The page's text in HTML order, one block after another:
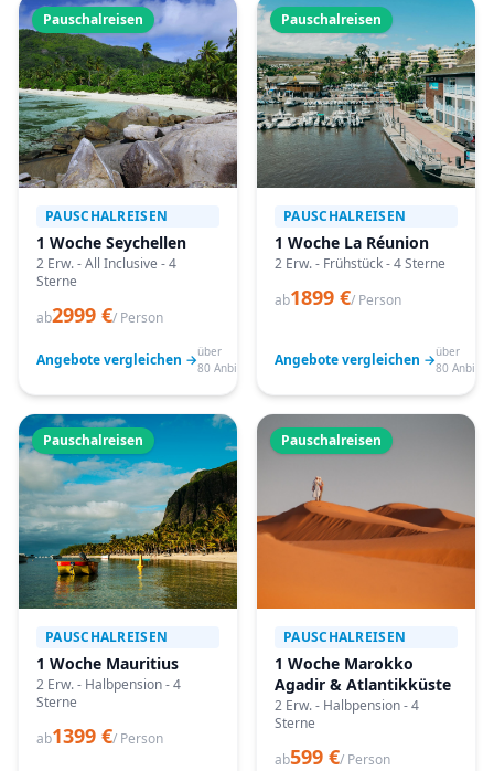
Pauschalreisen
PAUSCHALREISEN
1 Woche Seychellen
2 Erw. - All Inclusive - 4
Sterne
ab2999 €/ Person
Angebote vergleichen →über
80 Anbieter
Pauschalreisen
PAUSCHALREISEN
1 Woche La Réunion
2 Erw. - Frühstück - 4 Sterne
ab1899 €/ Person
Angebote vergleichen →über
80
Pauschalreisen
PAUSCHALREISEN
1 Woche Mauritius
2 Erw. - Halbpension - 4
Sterne
ab1399 €/ Person
Pauschalreisen
PAUSCHALREISEN
1 Woche Marokko
Agadir & Atlantikküste
2 Erw. - Halbpension - 4
Sterne
ab599 €/ Person